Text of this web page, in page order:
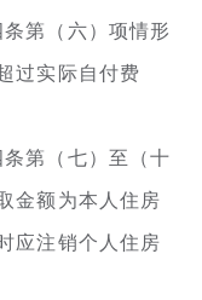
第（六）项情形
过实际自付费
第（七）至（十
金额为本人住房
应注销个人住房